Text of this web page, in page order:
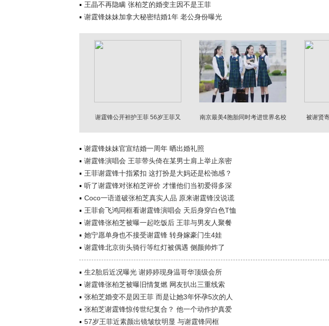
王晶不再隐瞒 张柏芝的婚变主因不是王菲
谢霆锋妹妹加拿大秘密结婚1年 老公身份曝光
谢霆锋公开袒护王菲 56岁王菲又
南京最美4胞胎同时考进世界名校
被谢贤
谢霆锋妹妹官宣结婚一周年 晒出婚礼照
谢霆锋演唱会 王菲带头倚在某男士肩上举止亲密
王菲谢霆锋十指紧扣 这打扮是大妈还是松弛感？
听了谢霆锋对张柏芝评价 才懂他们当初爱得多深
Coco一语道破张柏芝真实人品 原来谢霆锋没说谎
王菲俞飞鸿同框看谢霆锋演唱会 天后身穿白色T恤
谢霆锋张柏芝被曝一起吃饭后 王菲与男友人聚餐
她宁愿单身也不接受谢霆锋 转身嫁豪门生4娃
谢霆锋北京街头骑行等红灯被偶遇 侧颜帅炸了
生2胎后近况曝光 谢婷婷现身温哥华顶级会所
谢霆锋张柏芝被曝旧情复燃 网友扒出三重线索
张柏芝婚变不是因王菲 而是让她3年怀孕5次的人
张柏芝谢霆锋惊传世纪复合？ 他一个动作护真爱
57岁王菲近素颜出镜皱纹明显 与谢霆锋同框